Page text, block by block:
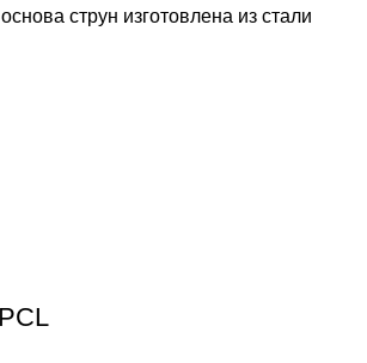
струн изготовлена из стали